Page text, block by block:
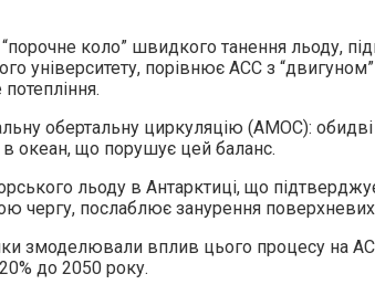
коло” швидкого танення льоду,
університету, порівнює ACC з
обертальну циркуляцію (AMOC):
океан, що порушує цей баланс.
льоду в Антарктиці, що
чергу, послаблює занурення
змоделювали вплив цього процесу на
до 2050 року.